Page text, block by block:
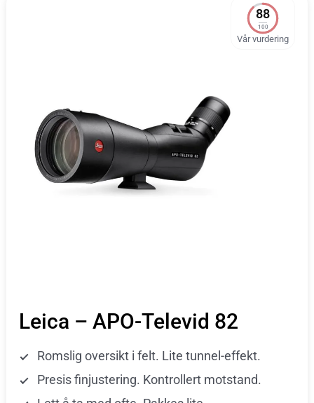
88
100
Vår vurdering
Leica – APO-Televid 82
Romslig oversikt i felt. Lite tunnel-effekt.
Presis finjustering. Kontrollert motstand.